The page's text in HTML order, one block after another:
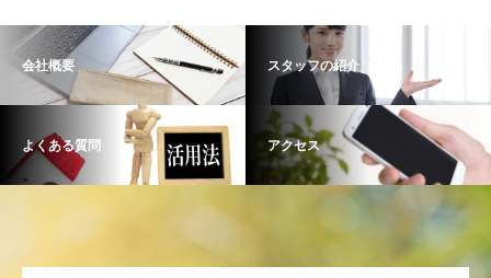
会社概要 スタッフの紹介
よくある質問 アクセス